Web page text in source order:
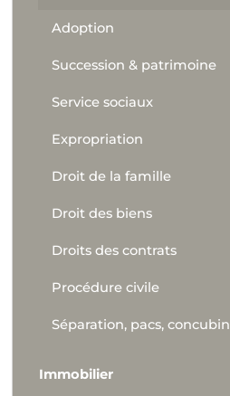
Adoption
Succession & patrimoine
Service sociaux
Expropriation
Droit de la famille
Droit des biens
Droits des contrats
Procédure civile
Séparation, pacs, concubin
Immobilier